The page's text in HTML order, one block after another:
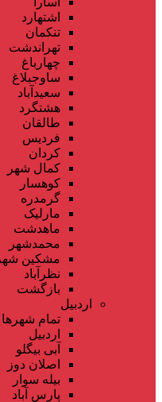
اشتهارد
تنکمان
تهراندشت
چهارباغ
ساوجبلاغ
سعیدآباد
هشتگرد
طالقان
فردیس
کردان
کمال شهر
کوهسار
گرمدره
مارلیک
ماهدشت
محمدشهر
مشکین شهر
نظرآباد
بازگشت
اردبیل
تمام شهر‌ها
اردبیل
آبی بیگلو
اصلان دوز
بیله سوار
پارس آباد